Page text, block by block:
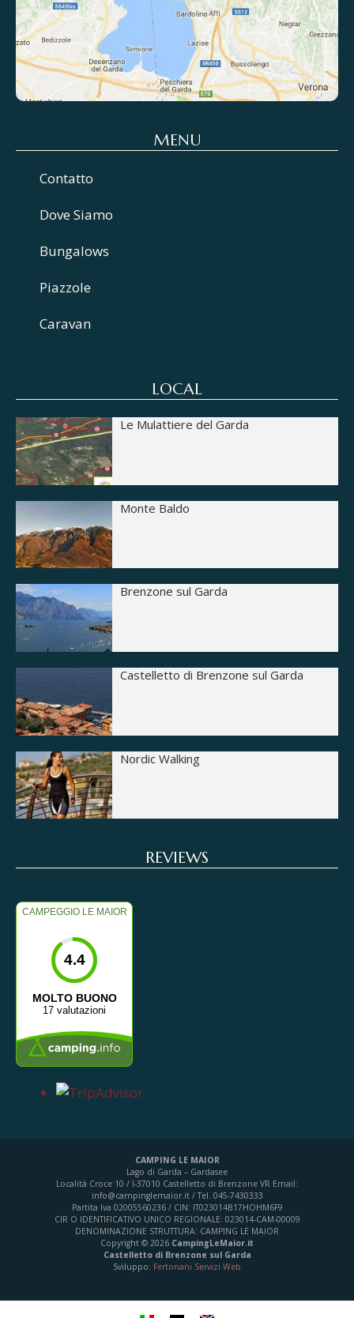
MENU
Contatto
Dove Siamo
Bungalows
Piazzole
Caravan
LOCAL
Le Mulattiere del Garda
Monte Baldo
Brenzone sul Garda
Castelletto di Brenzone sul Garda
Nordic Walking
REVIEWS
CAMPEGGIO LE MAIOR
4.4
MOLTO BUONO
17 valutazioni
CAMPING LE MAIOR
Lago di Garda – Gardasee
Località Croce 10 / I-37010 Castelletto di Brenzone VR Email:
info@campinglemaior.it / Tel. 045-7430333
Partita Iva 02005560236 / CIN: IT023014B17HOHM6F9
CIR O IDENTIFICATIVO UNICO REGIONALE: 023014-CAM-00009
DENOMINAZIONE STRUTTURA: CAMPING LE MAIOR
Copyright © 2026 CampingLeMaior.it
Castelletto di Brenzone sul Garda
Sviluppo: Fertonani Servizi Web